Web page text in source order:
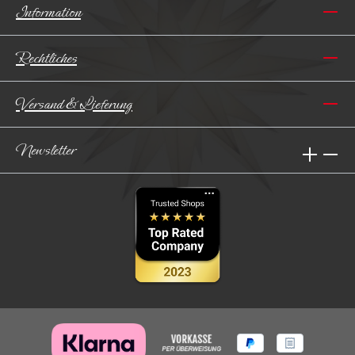
Information
Rechtliches
Versand & Lieferung
Newsletter